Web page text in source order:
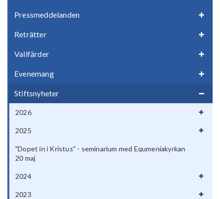
Pressmeddelanden
Reträtter
Vallfärder
Evenemang
Stiftsnyheter
2026
2025
"Dopet in i Kristus" - seminarium med Equmeniakyrkan
20 maj
2024
2023